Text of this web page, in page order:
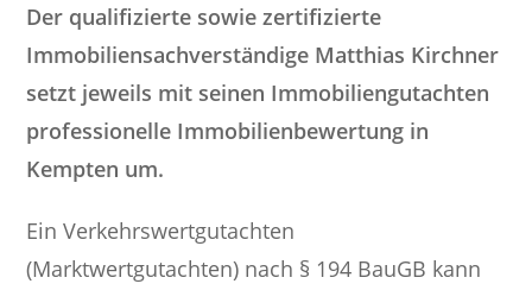
Der qualifizierte sowie zertifizierte
Immobiliensachverständige Matthias Kirchner
setzt jeweils mit seinen Immobiliengutachten
professionelle Immobilienbewertung in
Kempten um.
Ein Verkehrswertgutachten
(Marktwertgutachten) nach § 194 BauGB kann